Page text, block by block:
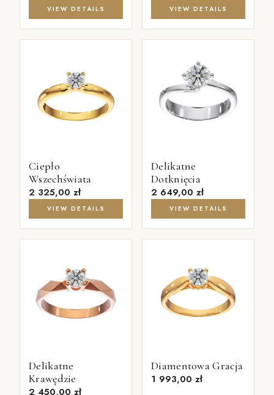
VIEW DETAILS VIEW DETAILS
Ciepło
Wszechświata
2 325,00 zł
VIEW DETAILS
Delikatne
Dotknięcia
2 649,00 zł
VIEW DETAILS
Delikatne
Krawędzie
2 450,00 zł
Diamentowa Gracja
1 993,00 zł